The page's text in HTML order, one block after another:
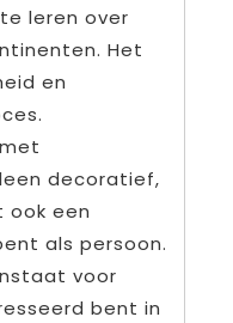
leren over
Het
en
decoratief,
ook een
als persoon.
voor
bent in